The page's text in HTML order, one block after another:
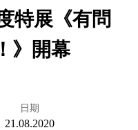
特展《有問
》開幕
日期
21.08.2020